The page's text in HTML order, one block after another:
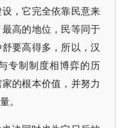
，它完全依靠民意来
高的地位，民等同于
要高得多，所以，汉
专制制度相博弈的历
的根本价值，并努力
。